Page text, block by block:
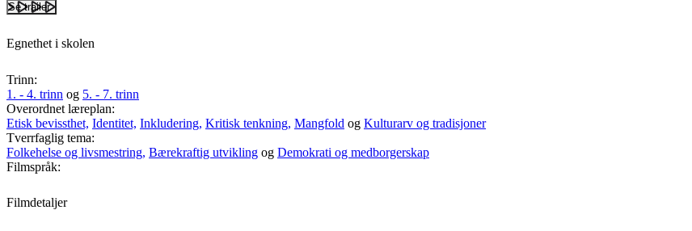
Se trailer
Egnethet i skolen
Trinn:
1. - 4. trinn og 5. - 7. trinn
Overordnet læreplan:
Etisk bevissthet, Identitet, Inkludering, Kritisk tenkning, Mangfold og Kulturarv og tradisjoner
Tverrfaglig tema:
Folkehelse og livsmestring, Bærekraftig utvikling og Demokrati og medborgerskap
Filmspråk:
Filmdetaljer